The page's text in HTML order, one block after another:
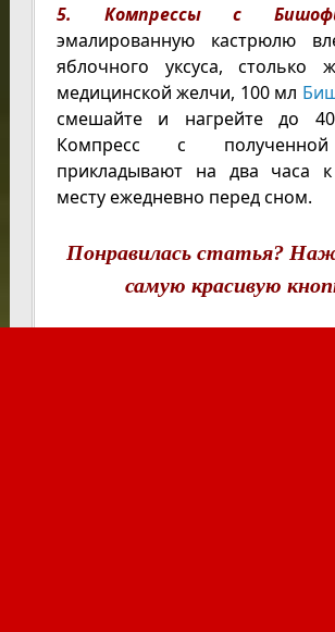
5. Компрессы с
эмалированную кастрюлю
яблочного уксуса,
медицинской желчи, 100 мл
смешайте и нагрейте до 40
Компресс с
прикладывают на два часа
месту ежедневно перед сном.
Понравилась статья?
самую красивую